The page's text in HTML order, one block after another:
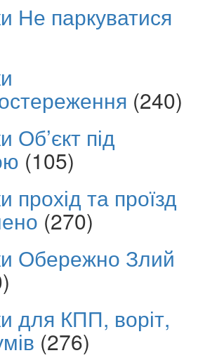
Не паркуватися
(240)
Об’єкт під
(105)
прохід та проїзд
(270)
Обережно Злий
для КПП, воріт,
(276)